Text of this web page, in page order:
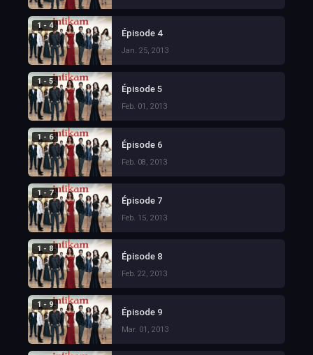
1 - 4
Épisode 4
Jan. 25, 2013
1 - 5
Épisode 5
Feb. 01, 2013
1 - 6
Épisode 6
Feb. 08, 2013
1 - 7
Épisode 7
Feb. 15, 2013
1 - 8
Épisode 8
Feb. 22, 2013
1 - 9
Épisode 9
Mar. 01, 2013